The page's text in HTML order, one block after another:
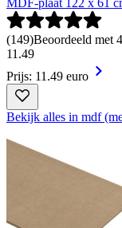
(149)Beoordeeld met
11 .49
Prijs: 11.49 euro
Bekijk alles in mdf